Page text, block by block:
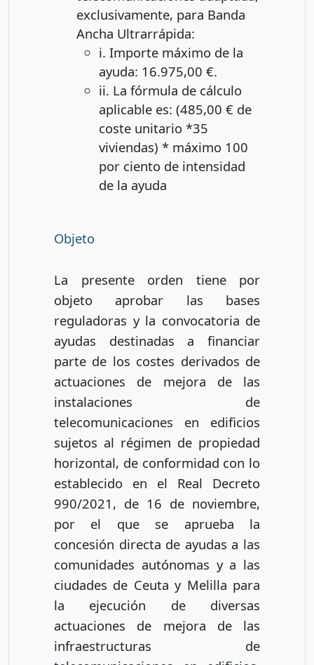
exclusivamente, para Banda
Ancha Ultrarrápida:
i. Importe máximo de la
ayuda: 16.975,00 €.
ii. La fórmula de cálculo
aplicable es: (485,00 € de
coste unitario *35
viviendas) * máximo 100
por ciento de intensidad
de la ayuda
Objeto
La presente orden tiene por
objeto aprobar las bases
reguladoras y la convocatoria de
ayudas destinadas a financiar
parte de los costes derivados de
actuaciones de mejora de las
instalaciones de
telecomunicaciones en edificios
sujetos al régimen de propiedad
horizontal, de conformidad con lo
establecido en el Real Decreto
990/2021, de 16 de noviembre,
por el que se aprueba la
concesión directa de ayudas a las
comunidades autónomas y a las
ciudades de Ceuta y Melilla para
la ejecución de diversas
actuaciones de mejora de las
infraestructuras de